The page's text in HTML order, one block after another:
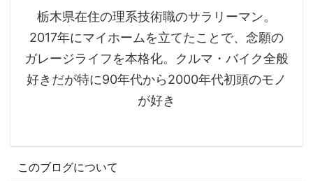
栃木県在住の理系技術職のサラリーマン。
2017年にマイホームを立てたことで、念願の
ガレージライフを本格化。クルマ・バイク全般
好きだが特に90年代から2000年代初頭のモノ
が好き
このブログについて